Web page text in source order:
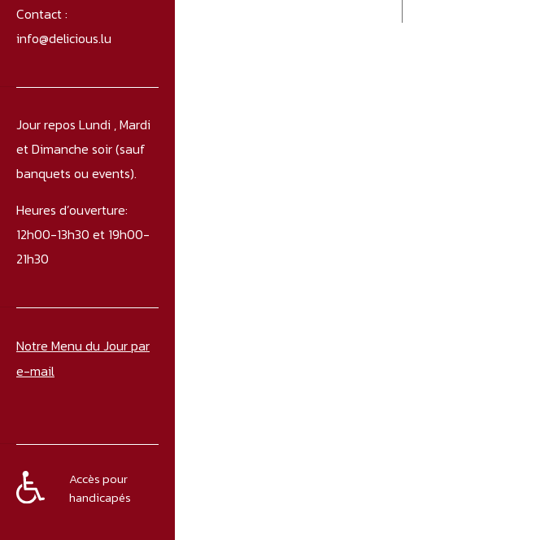
Contact :
info@delicious.lu
Jour repos Lundi , Mardi
et Dimanche soir (sauf
banquets ou events).
Heures d’ouverture:
12h00-13h30 et 19h00-
21h30
Notre Menu du Jour par
e-mail
Accès pour
handicapés